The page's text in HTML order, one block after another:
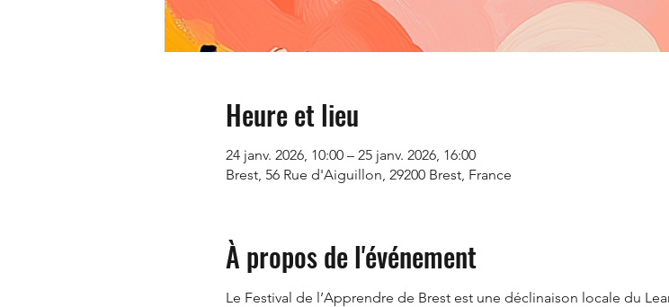
Heure et lieu
24 janv. 2026, 10:00 – 25 janv. 2026, 16:00
Brest, 56 Rue d'Aiguillon, 29200 Brest, France
À propos de l'événement
Le Festival de l’Apprendre de Brest est une déclinaison locale du